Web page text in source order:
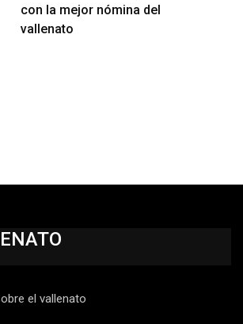
con la mejor nómina del
vallenato
el vallenato